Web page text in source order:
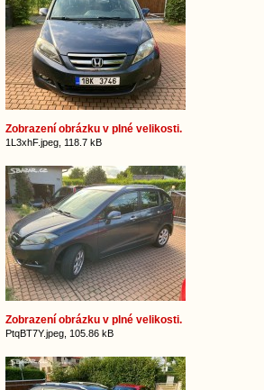
Zobrazení obrázku v plné velikosti.
1L3xhF.jpeg, 118.7 kB
Zobrazení obrázku v plné velikosti.
PtqBT7Y.jpeg, 105.86 kB